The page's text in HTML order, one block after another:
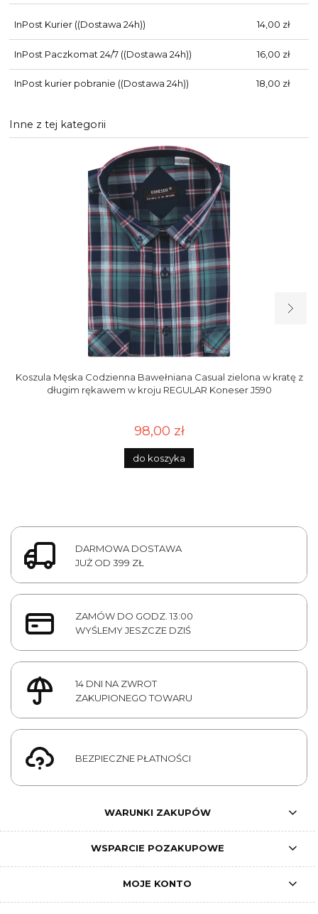
InPost Kurier ((Dostawa 24h)) 14,00 zł
InPost Paczkomat 24/7((Dostawa 24h)) 16,00 zł
InPost kurier pobranie ((Dostawa 24h)) 18,00 zł
Inne z tej kategorii
Koszula Męska Codzienna Bawełniana Casual zielona w kratę z
długim rękawem w kroju REGULAR Koneser J590
98,00 zł
do koszyka
DARMOWA DOSTAWA
JUŻ OD 399 ZŁ
ZAMÓW DO GODZ. 13:00
WYŚLEMY JESZCZE DZIŚ
14 DNI NA ZWROT
ZAKUPIONEGO TOWARU
BEZPIECZNE PŁATNOŚCI
WARUNKI ZAKUPÓW
WSPARCIE POZAKUPOWE
MOJE KONTO